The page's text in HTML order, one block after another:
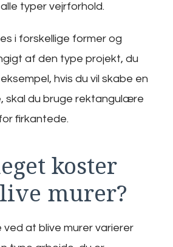
typer vejrforhold.
i forskellige former og
af den type projekt, du
hvis du vil skabe en
skal du bruge rektangulære
firkantede.
koster
murer?
at blive murer varierer